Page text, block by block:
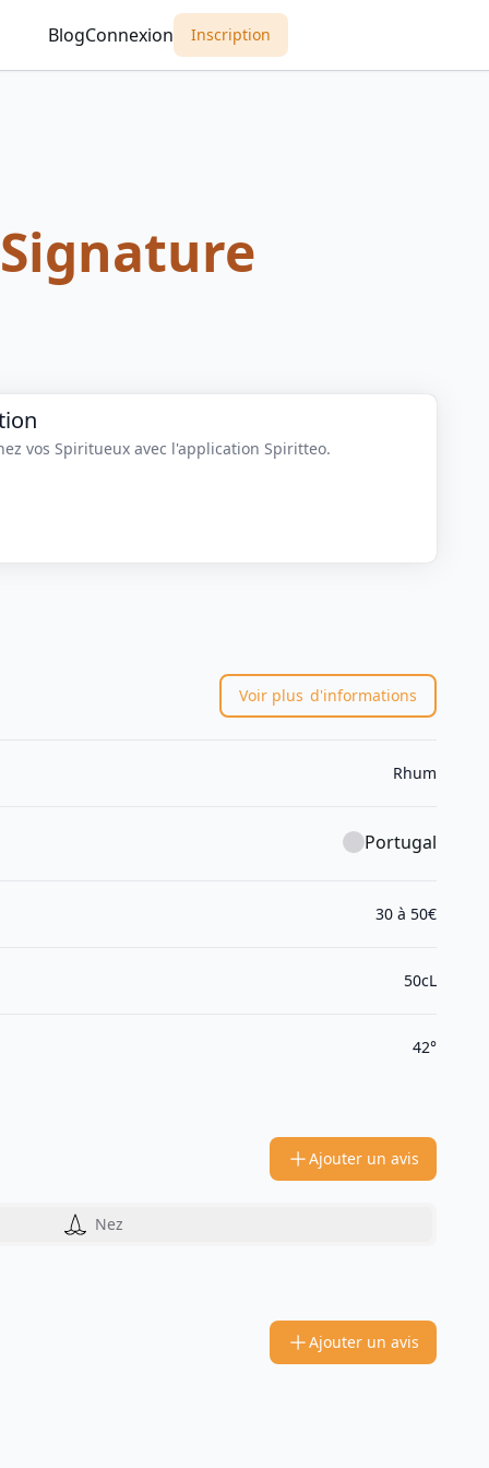
BlogConnexion Inscription
vos Spiritueux avec l'application Spiritteo.
Voir plus d'informations
Rhum
Portugal
30 à 50€
50cL
42°
Ajouter un avis
Nez
Ajouter un avis